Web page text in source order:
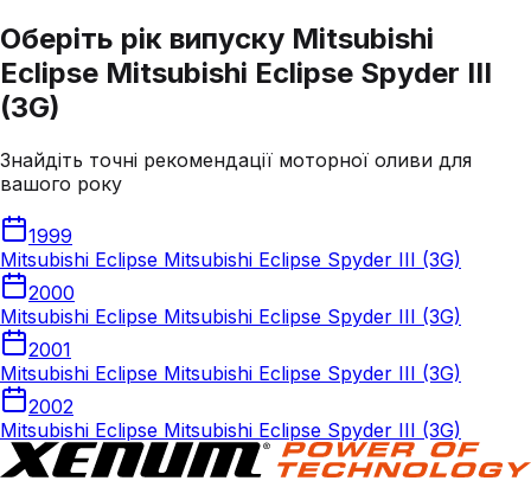
Оберіть рік випуску Mitsubishi
Eclipse Mitsubishi Eclipse Spyder III
(3G)
Знайдіть точні рекомендації моторної оливи для
вашого року
1999
Mitsubishi Eclipse Mitsubishi Eclipse Spyder III (3G)
2000
Mitsubishi Eclipse Mitsubishi Eclipse Spyder III (3G)
2001
Mitsubishi Eclipse Mitsubishi Eclipse Spyder III (3G)
2002
Mitsubishi Eclipse Mitsubishi Eclipse Spyder III (3G)